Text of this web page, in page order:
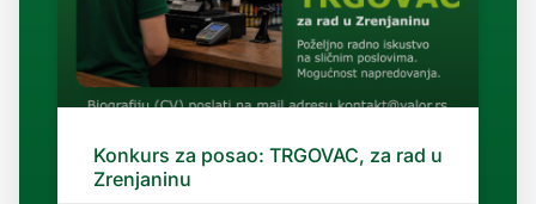
Konkurs za posao: TRGOVAC, za rad u
Zrenjaninu